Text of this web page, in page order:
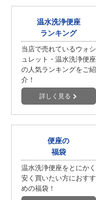
温水洗浄便座
ランキング
当店で売れているウォシ
ュレット・温水洗浄便座
の人気ランキングをご紹
介！
詳しく見る
便座の
福袋
温水洗浄便座をとにかく
安く買いたい方におすす
めの福袋！